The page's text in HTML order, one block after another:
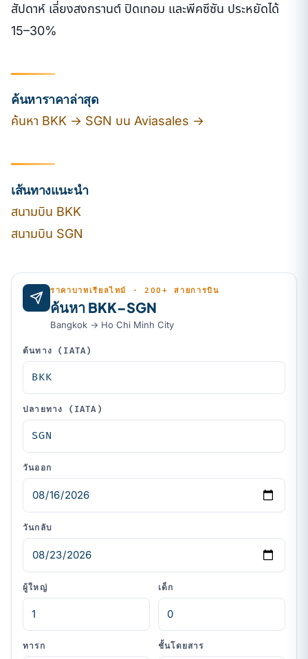
สัปดาห์ เลี่ยงสงกรานต์ ปิดเทอม และพีคซีซัน ประหยัดได้
15–30%
ค้นหาราคาล่าสุด
ค้นหา BKK → SGN บน Aviasales →
เส้นทางแนะนำ
สนามบิน BKK
สนามบิน SGN
ราคาบาทเรียลไทม์ · 200+ สายการบิน
ค้นหา BKK–SGN
Bangkok → Ho Chi Minh City
ต้นทาง (IATA)
ปลายทาง (IATA)
วันออก
วันกลับ
ผู้ใหญ่ เด็ก
ทารก ชั้นโดยสาร